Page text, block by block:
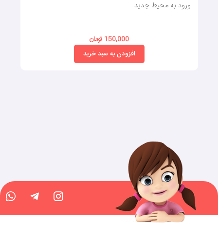
ورود به محیط جدید
150,000 تومان
افزودن به سبد خرید